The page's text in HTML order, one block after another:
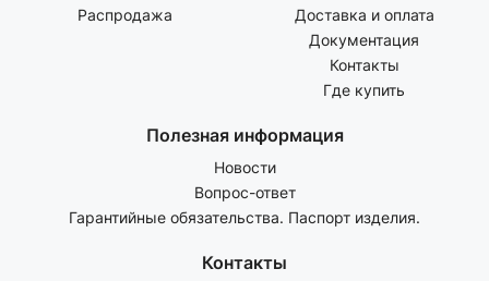
Распродажа
Доставка и оплата
Документация
Контакты
Где купить
Полезная информация
Новости
Вопрос-ответ
Гарантийные обязательства. Паспорт изделия.
Контакты